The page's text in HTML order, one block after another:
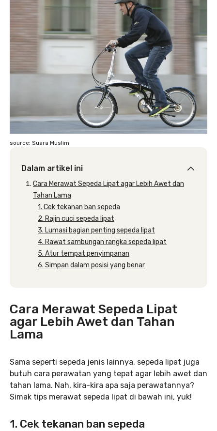
source: Suara Muslim
Dalam artikel ini
Cara Merawat Sepeda Lipat agar Lebih Awet dan
Tahan Lama
1. Cek tekanan ban sepeda
2. Rajin cuci sepeda lipat
3. Lumasi bagian penting sepeda lipat
4. Rawat sambungan rangka sepeda lipat
5. Atur tempat penyimpanan
6. Simpan dalam posisi yang benar
Cara Merawat Sepeda Lipat
agar Lebih Awet dan Tahan
Lama
Sama seperti sepeda jenis lainnya, sepeda lipat juga
butuh cara perawatan yang tepat agar lebih awet dan
tahan lama. Nah, kira-kira apa saja perawatannya?
Simak tips merawat sepeda lipat di bawah ini, yuk!
1. Cek tekanan ban sepeda